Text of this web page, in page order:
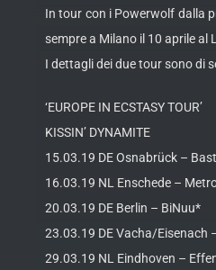
In tour con i Powerwolf dalla
sempre a Milano il 10 aprile al
I dettagli dei due tour sono di
‘EUROPE IN ECSTASY TOUR’
KISSIN’ DYNAMITE
15.03.19 DE Osnabrück –
16.03.19 NL Enschede –
20.03.19 DE Berlin – BiNuu*
23.03.19 DE Vacha/Eisenach
29.03.19 NL Eindhoven –